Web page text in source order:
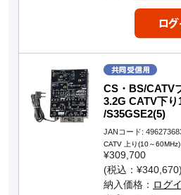
CS・BS/CATV
3.2G CATV下
/S35GSE2(5)
JANコード:
CATV 上り(10～
¥309,700
(税込：¥340,670)
納入価格： ログ